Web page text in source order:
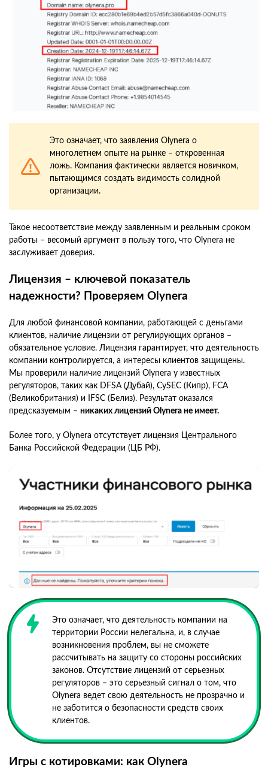
Это означает, что заявления Olynera о
многолетнем опыте на рынке – откровенная
ложь. Компания фактически является новичком,
пытающимся создать видимость солидной
организации.
Такое несоответствие между заявленным и реальным сроком
работы – весомый аргумент в пользу того, что Olynera не
заслуживает доверия.
Лицензия – ключевой показатель
надежности? Проверяем Olynera
Для любой финансовой компании, работающей с деньгами
клиентов, наличие лицензии от регулирующих органов –
обязательное условие. Лицензия гарантирует, что деятельность
компании контролируется, а интересы клиентов защищены.
Мы проверили наличие лицензий Olynera у известных
регуляторов, таких как DFSA (Дубай), CySEC (Кипр), FCA
(Великобритания) и IFSC (Белиз). Результат оказался
предсказуемым – никаких лицензий Olynera не имеет.
Более того, у Olynera отсутствует лицензия Центрального
Банка Российской Федерации (ЦБ РФ).
Это означает, что деятельность компании на
территории России нелегальна, и, в случае
возникновения проблем, вы не сможете
рассчитывать на защиту со стороны российских
законов. Отсутствие лицензий от серьезных
регуляторов – это серьезный сигнал о том, что
Olynera ведет свою деятельность не прозрачно и
не заботится о безопасности средств своих
клиентов.
Игры с котировками: как Olynera